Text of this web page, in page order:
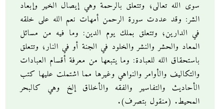
سوى الله تعالى؛ وتتعلق بالرحمة وهي إيصال الخير وإبعاد
الشر: وقد عددت سورة الرحمن أمهات نعم الله على خلقه
في الدارين؛ وتتعلق بملك يوم الدين: وما فيه من مسائل
المعاد والحشر والنشر والخلود في الجنة أو في النار؛ وتتعلق
باستحقاق الله للعبادة: وما يتبعها من معرفة أقسام العبادات
والتكاليف والأوامر والنواهي وغيرها مما اشتملت عليها كتب
الأحاديث والتفاسير والفقه والأخلاق إلخ وهي كالبحر
المحيط. (منقول بتصرف).